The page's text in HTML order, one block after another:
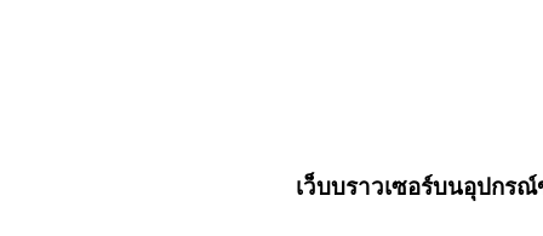
เว็บบราวเซอร์บนอุปกร